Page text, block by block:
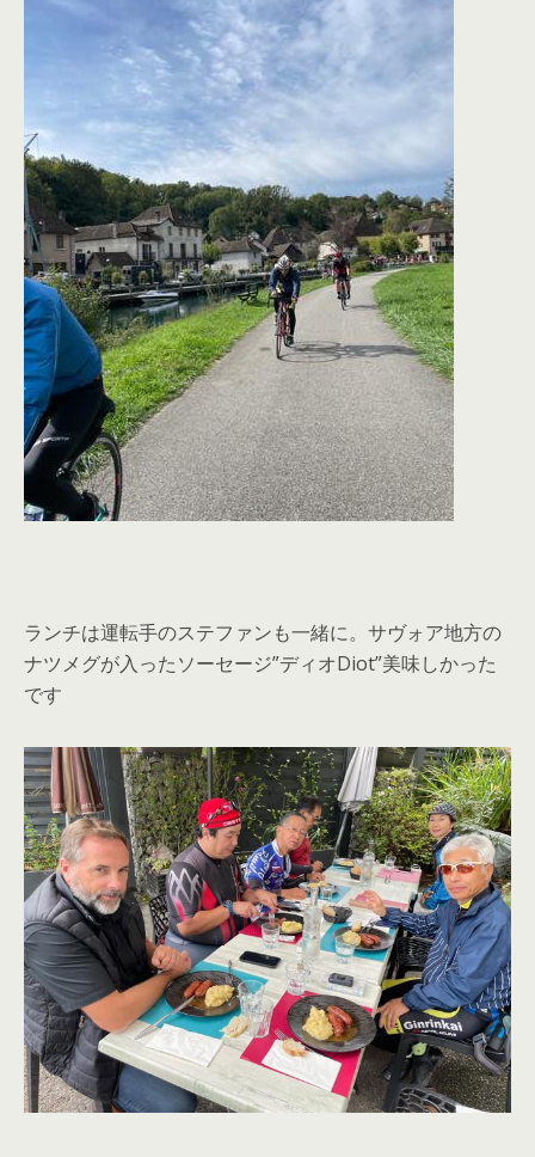
ランチは運転手のステファンも一緒に。サヴォア地方の
ナツメグが入ったソーセージ”ディオDiot”美味しかった
です